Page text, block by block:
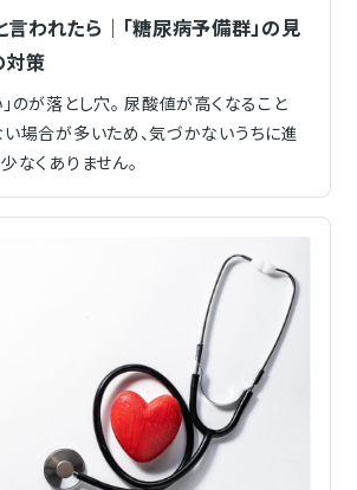
われたら｜「糖尿病予備群」の見
対策
のが落とし穴。 尿酸値が高くなること
場合が多いため、気づかないうちに進
なくありません。